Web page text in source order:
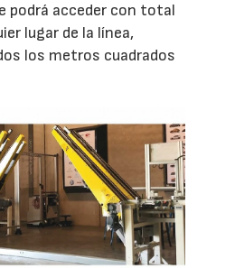
podrá acceder con total
lugar de la línea,
los metros cuadrados